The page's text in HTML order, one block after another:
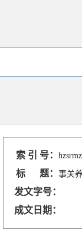
索 引 号：
标 题：事关
发文字号：
成文日期：